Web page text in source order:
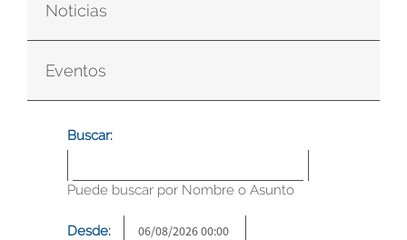
Noticias
Eventos
Buscar:
Puede buscar por Nombre o Asunto
Desde: